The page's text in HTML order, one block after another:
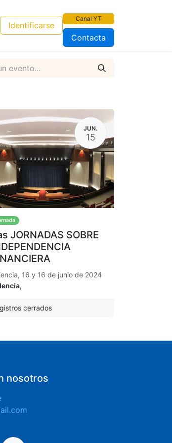
Identificarse
Canal YT
Contacta
JUN.
15
JORNADAS SOBRE
16 y 16 de junio de 2024
,
cerrados
nosotros